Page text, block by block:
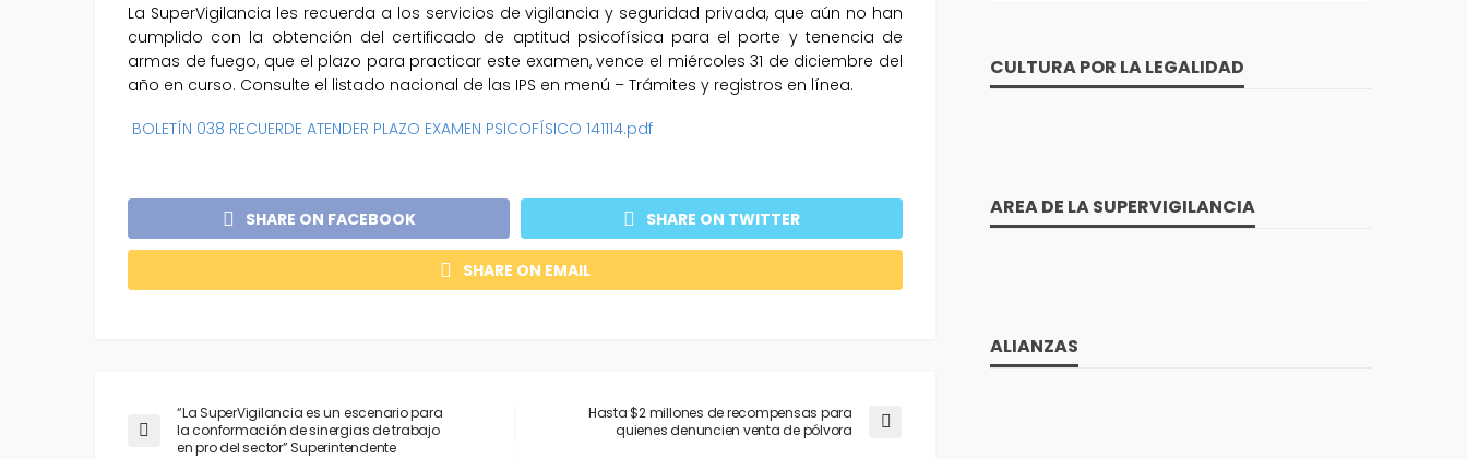
La SuperVigilancia les recuerda a los servicios de vigilancia y seguridad privada, que aún no han
cumplido con la obtención del certificado de aptitud psicofísica para el porte y tenencia de
armas de fuego, que el plazo para practicar este examen, vence el miércoles 31 de diciembre del
año en curso. Consulte el listado nacional de las IPS en menú – Trámites y registros en línea.
BOLETÍN 038 RECUERDE ATENDER PLAZO EXAMEN PSICOFÍSICO 141114.pdf
SHARE ON FACEBOOK SHARE ON TWITTER
SHARE ON EMAIL
“La SuperVigilancia es un escenario para
la conformación de sinergias de trabajo
en pro del sector” Superintendente
Hasta $2 millones de recompensas para
quienes denuncien venta de pólvora
CULTURA POR LA LEGALIDAD
AREA DE LA SUPERVIGILANCIA
ALIANZAS